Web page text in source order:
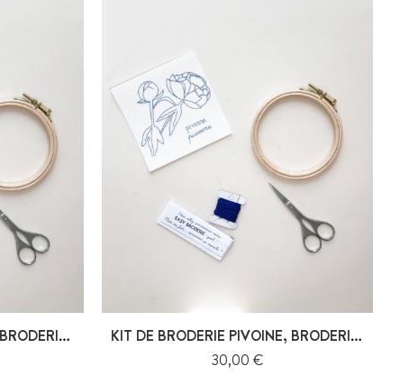
KIT DE BRODERIE BLEUET, BRODERIE FLORALE
KIT DE BRODERIE PIVOINE, BRODERIE...
Prix
30,00 €